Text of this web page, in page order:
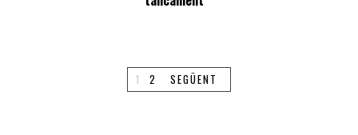
1 2 SEGÜENT